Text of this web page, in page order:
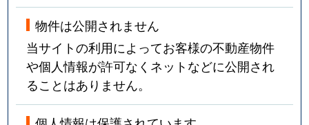
物件は公開されません
当サイトの利用によってお客様の不動産物件
や個人情報が許可なくネットなどに公開され
ることはありません。